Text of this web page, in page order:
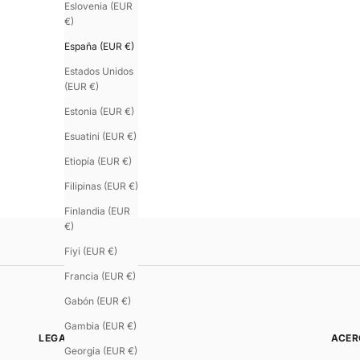
Eslovenia (EUR
€)
España (EUR €)
Estados Unidos
(EUR €)
Estonia (EUR €)
Esuatini (EUR €)
Etiopía (EUR €)
Filipinas (EUR €)
Finlandia (EUR
€)
Fiyi (EUR €)
Francia (EUR €)
Gabón (EUR €)
Gambia (EUR €)
Georgia (EUR €)
LEGAL